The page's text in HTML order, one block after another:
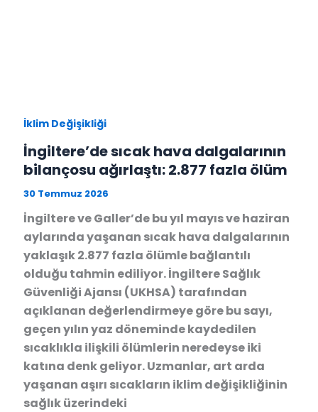
İklim Değişikliği
İngiltere’de sıcak hava dalgalarının
bilançosu ağırlaştı: 2.877 fazla ölüm
30 Temmuz 2026
İngiltere ve Galler’de bu yıl mayıs ve haziran
aylarında yaşanan sıcak hava dalgalarının
yaklaşık 2.877 fazla ölümle bağlantılı
olduğu tahmin ediliyor. İngiltere Sağlık
Güvenliği Ajansı (UKHSA) tarafından
açıklanan değerlendirmeye göre bu sayı,
geçen yılın yaz döneminde kaydedilen
sıcaklıkla ilişkili ölümlerin neredeyse iki
katına denk geliyor. Uzmanlar, art arda
yaşanan aşırı sıcakların iklim değişikliğinin
sağlık üzerindeki